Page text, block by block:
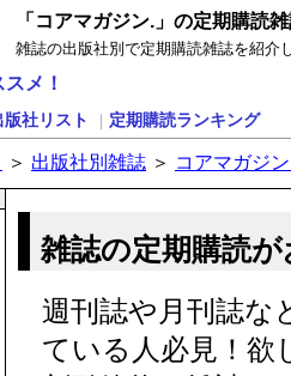
「コアマガジン.」の定期購読
雑誌の出版社別で定期購読雑誌を紹介
メ！
版社リスト 定期購読ランキング
＞ 出版社別雑誌 ＞ コアマガジ
雑誌の定期購読
週刊誌や月刊誌な
ている人必見！欲